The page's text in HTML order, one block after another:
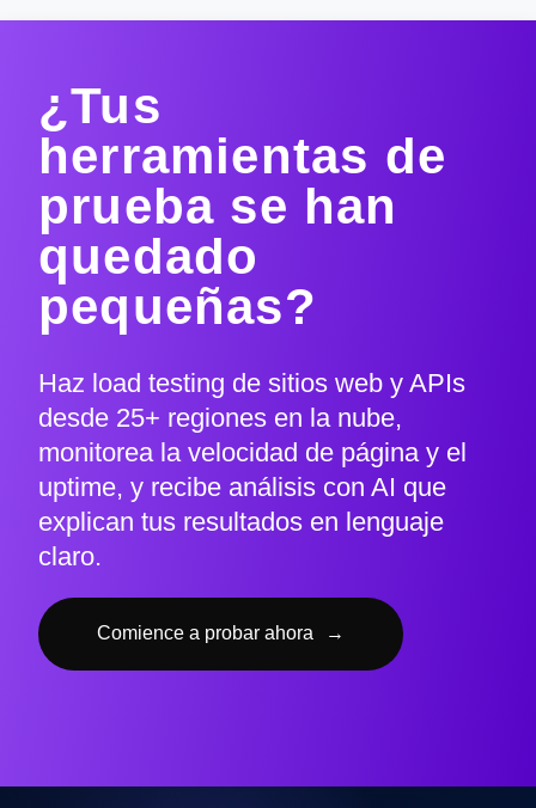
¿Tus
herramientas de
prueba se han
quedado
pequeñas?
Haz load testing de sitios web y APIs
desde 25+ regiones en la nube,
monitorea la velocidad de página y el
uptime, y recibe análisis con AI que
explican tus resultados en lenguaje
claro.
Comience a probar ahora →